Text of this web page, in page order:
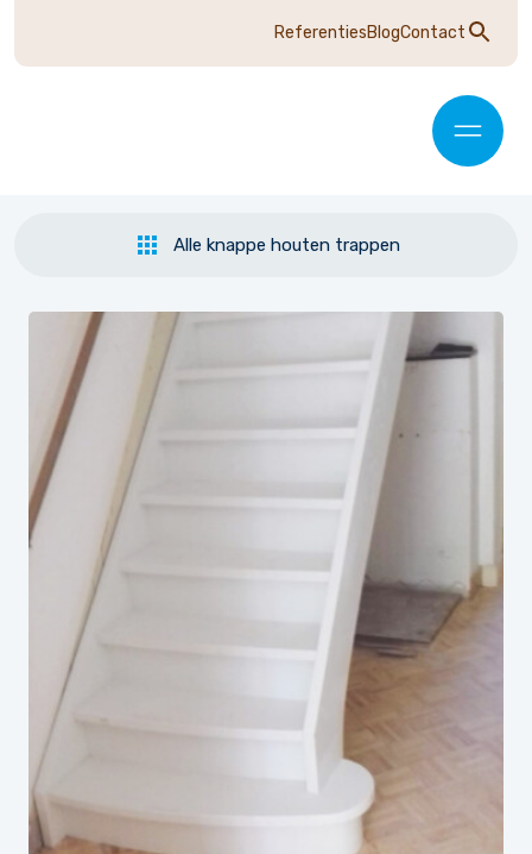
ReferentiesBlogContact
Alle knappe houten trappen